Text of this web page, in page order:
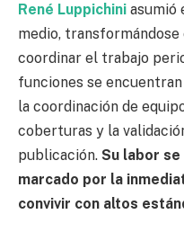
René Luppichini asumió
medio,
coordinar el trabajo
funciones se
la coordinación de
coberturas y la
publicación. Su labor
marcado por la
convivir con altos